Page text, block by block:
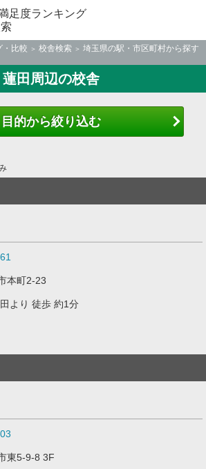
足度ランキング
・比較 校舎検索
埼玉県の駅・市区町村から探す
蓮田周辺の校舎
目的から絞り込む
本町2-23
より 徒歩 約1分
東5-9-8 3F